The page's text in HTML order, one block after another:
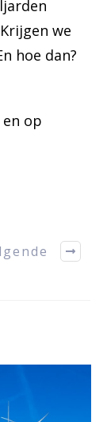
we
hoe dan?
en op